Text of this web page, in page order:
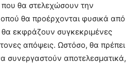
θα στελεχώσουν την
θα προέρχονται φυσικά από
θα εκφράζουν συγκεκριμένες
απόψεις. Ωστόσο, θα πρέπει
συνεργαστούν αποτελεσματικά,